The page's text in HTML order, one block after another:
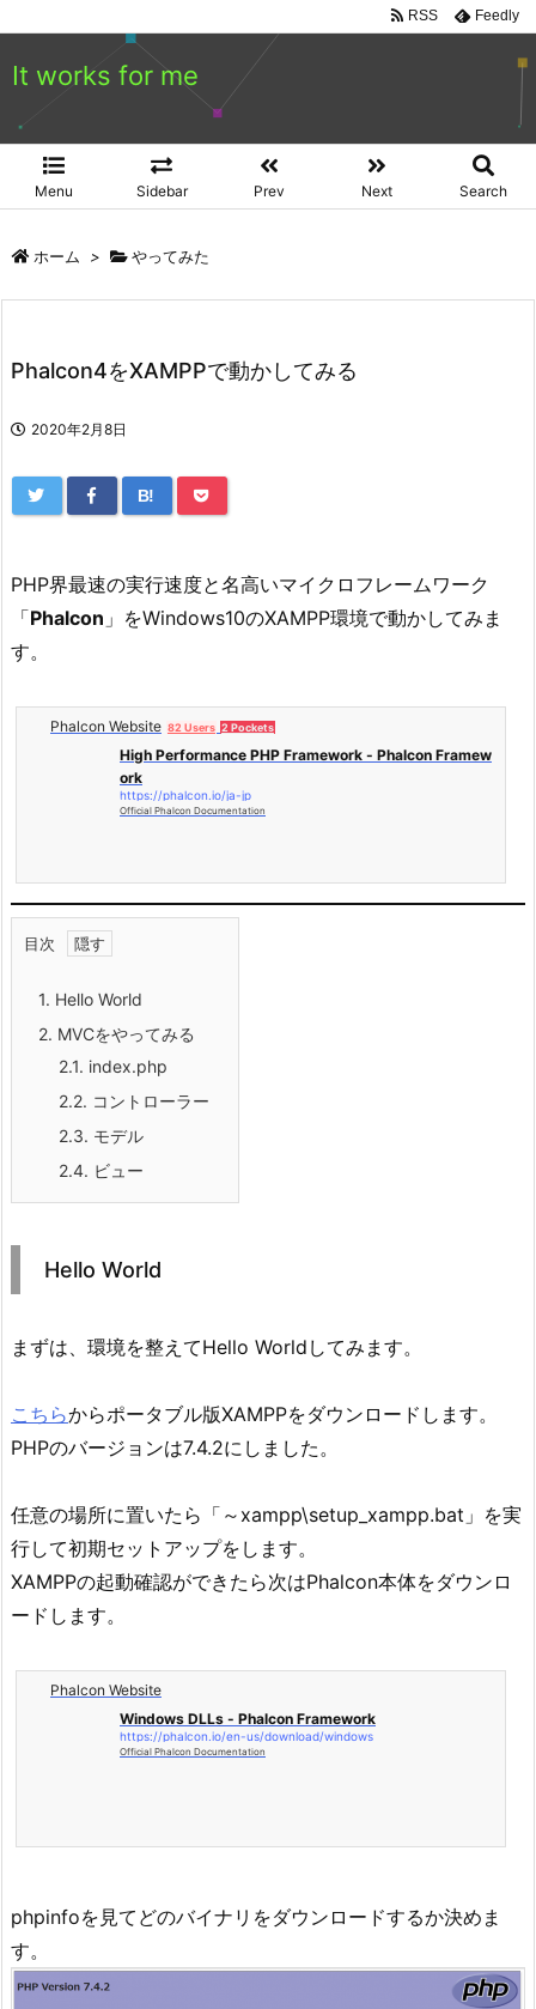
It works for me
Menu Sidebar Prev Next Search
RSS Feedly
ホーム > やってみた
Phalcon4をXAMPPで動かしてみる
2020年2月8日
B!
PHP界最速の実行速度と名高いマイクロフレームワーク
「Phalcon 」をWindows10のXAMPP環境で動かしてみま
す。
Phalcon Website 82 Users 2 Pockets
High Performance PHP Framework - Phalcon Framew
ork
https://phalcon.io/ja-jp
Official Phalcon Documentation
目次
1. Hello World
2. MVCをやってみる
2.1. index.php
2.2. コントローラー
2.3. モデル
2.4. ビュー
Hello World
まずは、環境を整えてHello Worldしてみます。
こちらからポータブル版XAMPPをダウンロードします。
PHPのバージョンは7.4.2にしました。
任意の場所に置いたら「～xampp\setup_xampp.bat」を実
行して初期セットアップをします。
XAMPPの起動確認ができたら次はPhalcon本体をダウンロ
ードします。
Phalcon Website
Windows DLLs - Phalcon Framework
https://phalcon.io/en-us/download/windows
Official Phalcon Documentation
phpinfoを見てどのバイナリをダウンロードするか決めま
す。